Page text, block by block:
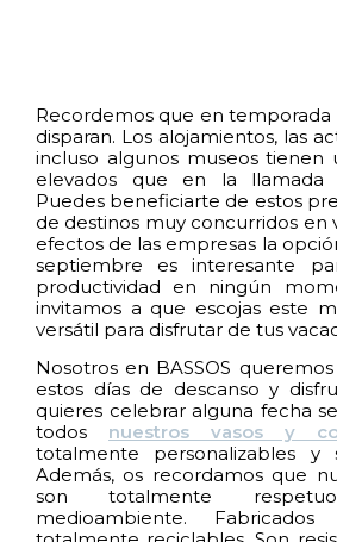
Recordemos que en temporada
disparan. Los alojamientos, las
incluso algunos museos tienen
elevados que en la llamada
Puedes beneficiarte de estos
de destinos muy concurridos en
efectos de las empresas la
septiembre es interesante
productividad en ningún
invitamos a que escojas este
versátil para disfrutar de tus
Nosotros en BASSOS
estos días de descanso y
quieres celebrar alguna fecha
todos nuestros vasos y
totalmente personalizables y
Además, os recordamos que
son totalmente
medioambiente.